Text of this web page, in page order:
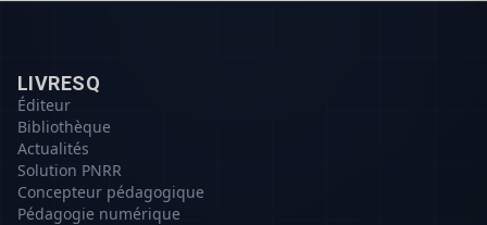
LIVRESQ
Éditeur
Bibliothèque
Actualités
Solution PNRR
Concepteur pédagogique
Pédagogie numérique